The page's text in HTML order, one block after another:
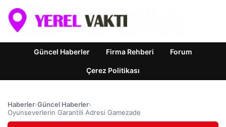
Güncel Haberler Firma Rehberi Forum
Çerez Politikası
Haberler›Güncel Haberler›
Oyunseverlerin Garantili Adresi Gamezade